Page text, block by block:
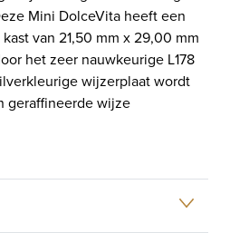
Mini DolceVita heeft een
van 21,50 mm x 29,00 mm
het zeer nauwkeurige L178
wijzerplaat wordt
geraffineerde wijze